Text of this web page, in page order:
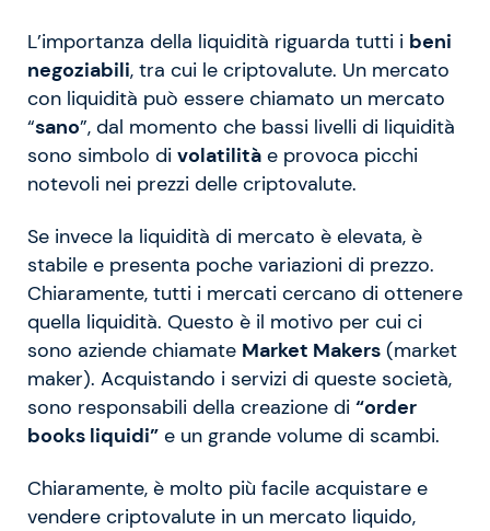
L’importanza della liquidità riguarda tutti i beni
negoziabili, tra cui le criptovalute. Un mercato
con liquidità può essere chiamato un mercato
“sano”, dal momento che bassi livelli di liquidità
sono simbolo di volatilità e provoca picchi
notevoli nei prezzi delle criptovalute.
Se invece la liquidità di mercato è elevata, è
stabile e presenta poche variazioni di prezzo.
Chiaramente, tutti i mercati cercano di ottenere
quella liquidità. Questo è il motivo per cui ci
sono aziende chiamate Market Makers (market
maker). Acquistando i servizi di queste società,
sono responsabili della creazione di “order
books liquidi” e un grande volume di scambi.
Chiaramente, è molto più facile acquistare e
vendere criptovalute in un mercato liquido,